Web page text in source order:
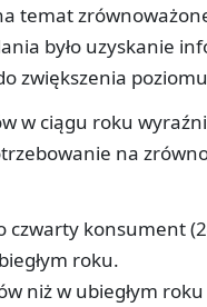
temat
było uzyskanie
zwiększenia
w ciągu roku
na
czwarty konsument
roku.
niż w ubiegłym